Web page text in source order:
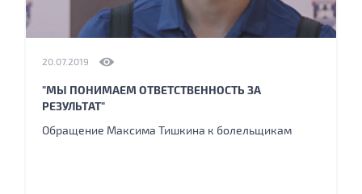
20.07.2019
"МЫ ПОНИМАЕМ ОТВЕТСТВЕННОСТЬ ЗА
РЕЗУЛЬТАТ"
Обращение Максима Тишкина к болельщикам